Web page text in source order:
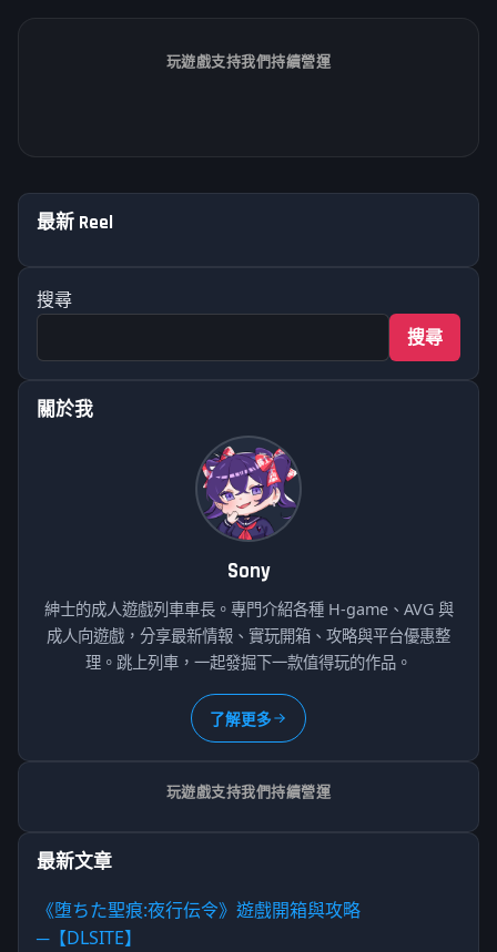
玩遊戲支持我們持續營運
最新 Reel
不多說什麼了，大福利來了！！ Without further ado, here
comes a h…
搜尋
搜尋
關於我
Sony
紳士的成人遊戲列車車長。專門介紹各種 H-game、AVG 與
成人向遊戲，分享最新情報、實玩開箱、攻略與平台優惠整
理。跳上列車，一起發掘下一款值得玩的作品。
了解更多
玩遊戲支持我們持續營運
最新文章
《堕ちた聖痕:夜行伝令》遊戲開箱與攻略
─【DLSITE】